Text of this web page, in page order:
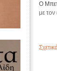
Ο
με τον